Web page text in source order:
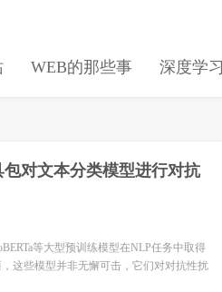
WEB的那些事 深度学习
对文本分类模型进行对抗
等大型预训练模型在NLP任务中取得
这些模型并非无懈可击，它们对对抗性扰